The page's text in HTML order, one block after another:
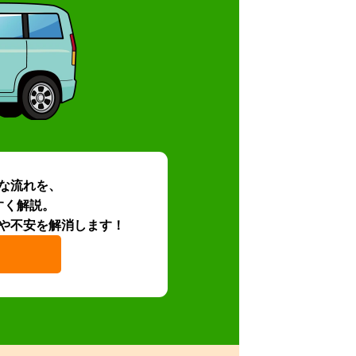
流れを、
解説。
不安を解消します！